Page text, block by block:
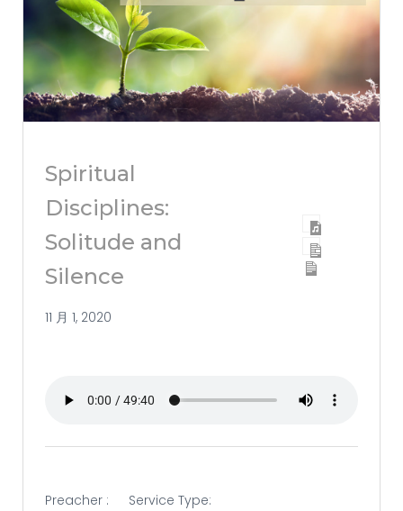
Spiritual
Disciplines:
Solitude and
Silence
11 月 1, 2020
Preacher :
Service Type: